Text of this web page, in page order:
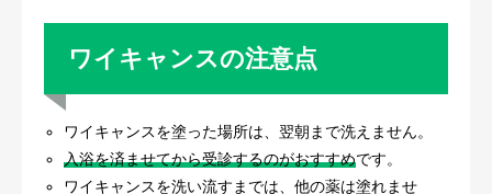
ワイキャンスの注意点
ワイキャンスを塗った場所は、翌朝まで洗えません。
入浴を済ませてから受診するのがおすすめです。
ワイキャンスを洗い流すまでは、他の薬は塗れませ